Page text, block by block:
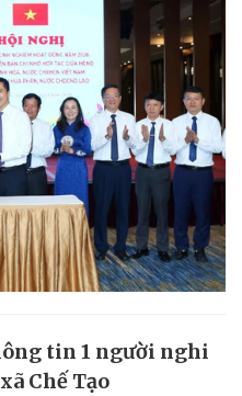
tin 1 người nghi
Chế Tạo